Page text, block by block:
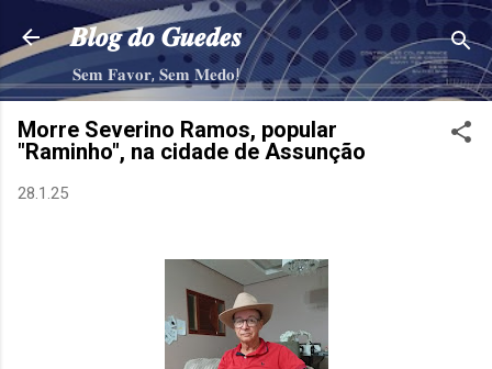
Pular para o conteúdo principal
𝑩𝒍𝒐𝒈 𝒅𝒐 𝑮𝒖𝒆𝒅𝒆𝒔
𝐒𝐞𝐦 𝐅𝐚𝐯𝐨𝐫, 𝐒𝐞𝐦 𝐌𝐞𝐝𝐨!
Morre Severino Ramos, popular
"Raminho", na cidade de Assunção
28.1.25